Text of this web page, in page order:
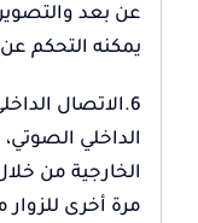
عن بعد
يمكنه التحكم عن
6.الاتصال
الداخلي
الخارجية من
مرة أخرى